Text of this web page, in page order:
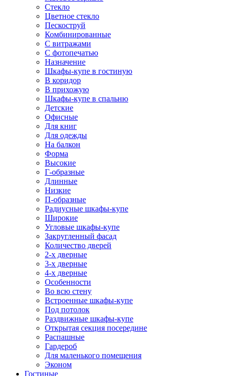
Стекло
Цветное стекло
Пескоструй
Комбинированные
С витражами
С фотопечатью
Назначение
Шкафы-купе в гостиную
В коридор
В прихожую
Шкафы-купе в спальню
Детские
Офисные
Для книг
Для одежды
На балкон
Форма
Высокие
Г-образные
Длинные
Низкие
П-образные
Радиусные шкафы-купе
Широкие
Угловые шкафы-купе
Закругленный фасад
Количество дверей
2-х дверные
3-х дверные
4-х дверные
Особенности
Во всю стену
Встроенные шкафы-купе
Под потолок
Раздвижные шкафы-купе
Открытая секция посередине
Распашные
Гардероб
Для маленького помещения
Эконом
Гостиные